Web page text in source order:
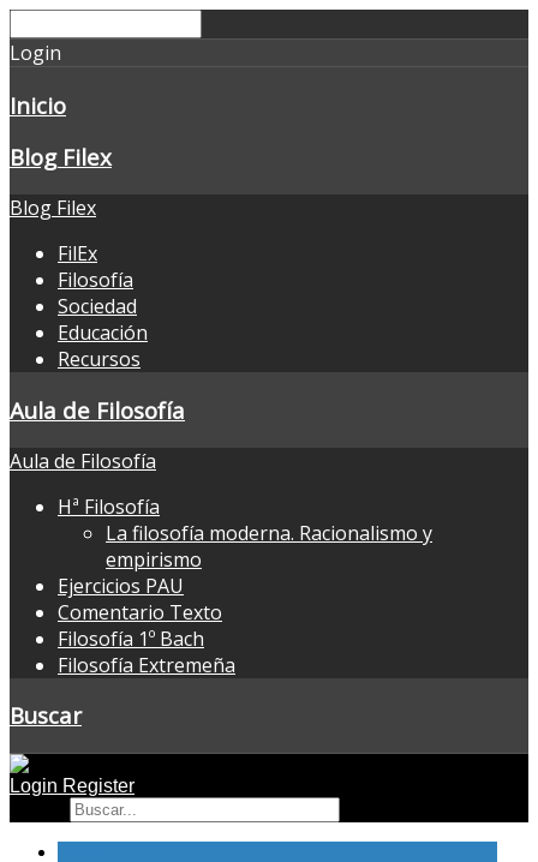
Login
Inicio
Blog Filex
Blog Filex
FilEx
Filosofía
Sociedad
Educación
Recursos
Aula de Filosofía
Aula de Filosofía
Hª Filosofía
La filosofía moderna. Racionalismo y
empirismo
Ejercicios PAU
Comentario Texto
Filosofía 1º Bach
Filosofía Extremeña
Buscar
Login Register